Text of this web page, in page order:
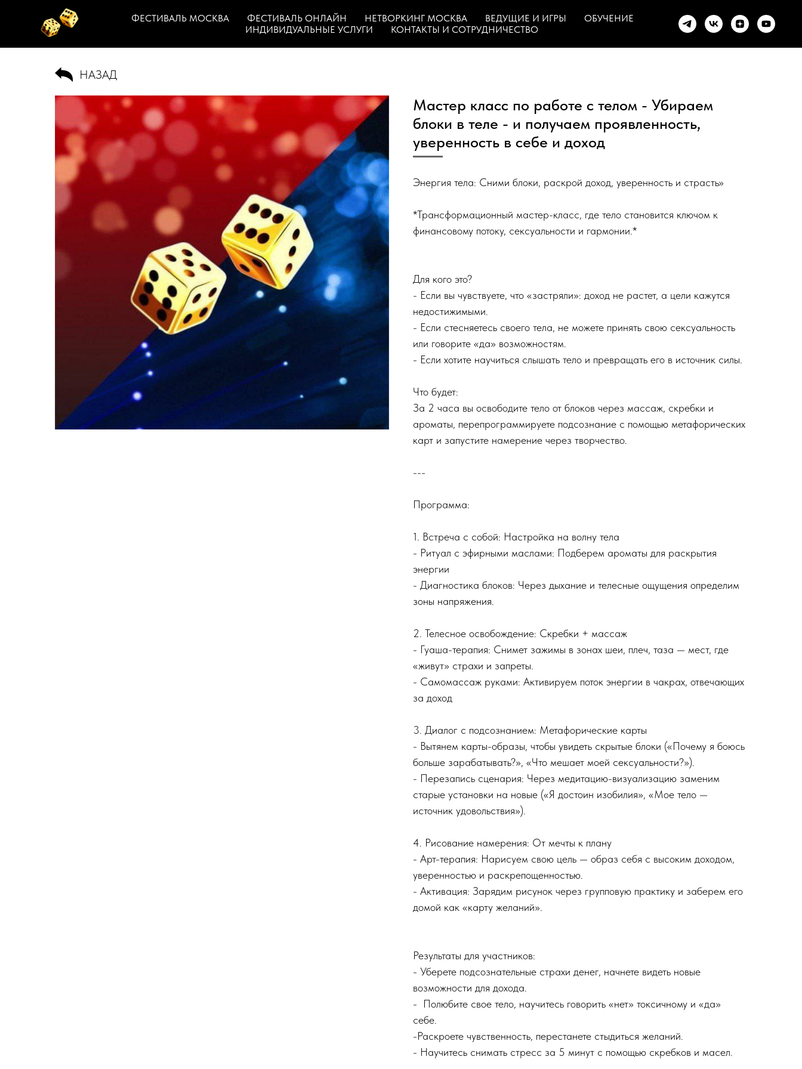
ФЕСТИВАЛЬ МОСКВА ФЕСТИВАЛЬ ОНЛАЙН НЕТВОРКИНГ МОСКВА ВЕДУЩИЕ И ИГРЫ
ОБУЧЕНИЕ
ИНДИВИДУАЛЬНЫЕ УСЛУГИ
КОНТАКТЫ И СОТРУДНИЧЕСТВО
НАЗАД
Мастер класс по работе с телом - Убираем
блоки в теле - и получаем проявленность,
уверенность в себе и доход
Энергия тела: Сними блоки, раскрой доход, уверенность и страсть»
*Трансформационный мастер-класс, где тело становится ключом к
финансовому потоку, сексуальности и гармонии.*
Для кого это?
- Если вы чувствуете, что «застряли»: доход не растет, а цели кажутся
недостижимыми.
- Если стесняетесь своего тела, не можете принять свою сексуальность
или говорите «да» возможностям.
- Если хотите научиться слышать тело и превращать его в источник силы.
Что будет:
За 2 часа вы освободите тело от блоков через массаж, скребки и
ароматы, перепрограммируете подсознание с помощью метафорических
карт и запустите намерение через творчество.
---
Программа:
1. Встреча с собой: Настройка на волну тела
- Ритуал с эфирными маслами: Подберем ароматы для раскрытия
энергии
- Диагностика блоков: Через дыхание и телесные ощущения определим
зоны напряжения.
2. Телесное освобождение: Скребки + массаж
- Гуаша-терапия: Снимет зажимы в зонах шеи, плеч, таза — мест, где
«живут» страхи и запреты.
- Самомассаж руками: Активируем поток энергии в чакрах, отвечающих
за доход
3. Диалог с подсознанием: Метафорические карты
- Вытянем карты-образы, чтобы увидеть скрытые блоки («Почему я боюсь
больше зарабатывать?», «Что мешает моей сексуальности?»).
- Перезапись сценария: Через медитацию-визуализацию заменим
старые установки на новые («Я достоин изобилия», «Мое тело —
источник удовольствия»).
4. Рисование намерения: От мечты к плану
- Арт-терапия: Нарисуем свою цель — образ себя с высоким доходом,
уверенностью и раскрепощенностью.
- Активация: Зарядим рисунок через групповую практику и заберем его
домой как «карту желаний».
Результаты для участников:
- Уберете подсознательные страхи денег, начнете видеть новые
возможности для дохода.
- Полюбите свое тело, научитесь говорить «нет» токсичному и «да»
себе.
-Раскроете чувственность, перестанете стыдиться желаний.
- Научитесь снимать стресс за 5 минут с помощью скребков и масел.